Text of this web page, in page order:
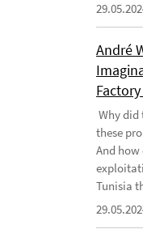
André
Why did
these
And
Tunisia